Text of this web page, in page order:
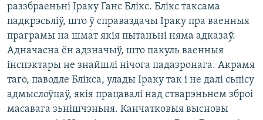
КАЛЯНДАР
НА ХВАЛЯХ СВАБОДЫ
раззбраеньнi Іраку Ганс Блiкс. Блiкс таксама
падкрэсьлiў, што ў справаздачы Іраку пра ваенныя
праграмы на шмат якiя пытаньнi няма адказаў.
Адначасна ён адзначыў, што пакуль ваенныя
iнспэктары не знайшлi нiчога падазронага. Акрамя
таго, паводле Блiкса, улады Іраку так i не далi сьпiсу
адмыслоўцаў, якiя працавалi над стварэньнем зброi
масавага зьнiшчэньня. Канчатковыя высновы